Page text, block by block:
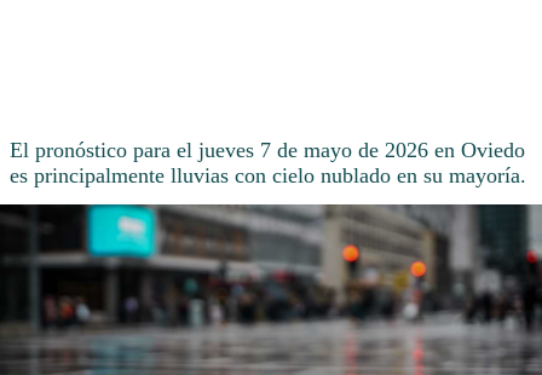
El pronóstico para el jueves 7 de mayo de 2026 en Oviedo
es principalmente lluvias con cielo nublado en su mayoría.